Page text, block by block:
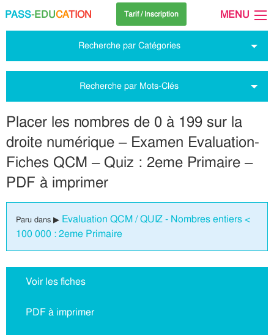
PASS-EDUCATION Tarif / Inscription MENU
Recherche par Catégories
Recherche par Mots-Clés
Placer les nombres de 0 à 199 sur la
droite numérique – Examen Evaluation-
Fiches QCM – Quiz : 2eme Primaire –
PDF à imprimer
Paru dans ▶ Evaluation QCM / QUIZ - Nombres entiers <
100 000 : 2eme Primaire
Voir les fiches
PDF à imprimer